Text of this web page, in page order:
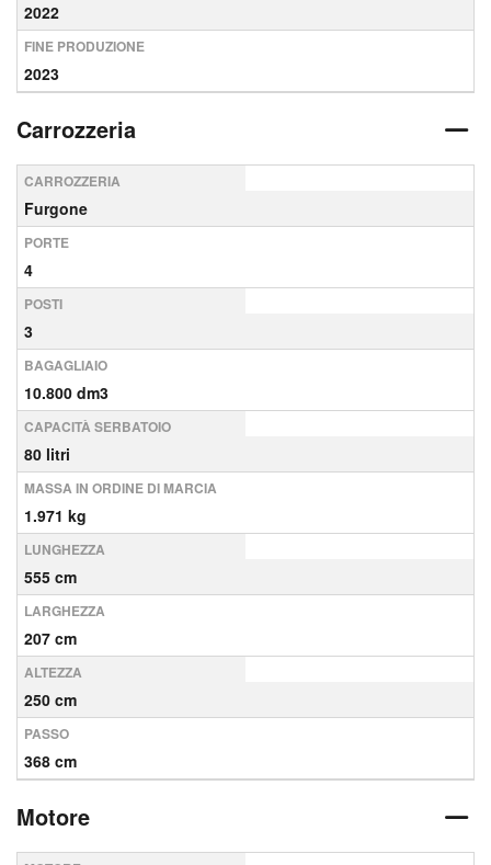
2022
FINE PRODUZIONE
2023
Carrozzeria
CARROZZERIA
Furgone
PORTE
4
POSTI
3
BAGAGLIAIO
10.800 dm3
CAPACITÀ SERBATOIO
80 litri
MASSA IN ORDINE DI MARCIA
1.971 kg
LUNGHEZZA
555 cm
LARGHEZZA
207 cm
ALTEZZA
250 cm
PASSO
368 cm
Motore